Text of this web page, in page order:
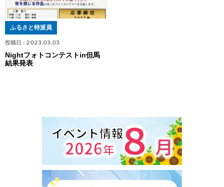
投稿日 : 2023.03.03
ふるさと特派員
Nightフォトコンテストin但馬
結果発表